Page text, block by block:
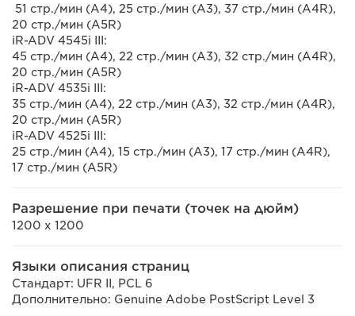
51 стр./мин (A4), 25 стр./мин (A3), 37 стр./мин (A4R),
20 стр./мин (A5R)
iR-ADV 4545i III:
45 стр./мин (A4), 22 стр./мин (A3), 32 стр./мин (A4R),
20 стр./мин (A5R)
iR-ADV 4535i III:
35 стр./мин (A4), 22 стр./мин (A3), 32 стр./мин (A4R),
20 стр./мин (A5R)
iR-ADV 4525i III:
25 стр./мин (A4), 15 стр./мин (A3), 17 стр./мин (A4R),
17 стр./мин (A5R)
Разрешение при печати (точек на дюйм)
1200 x 1200
Языки описания страниц
Стандарт: UFR II, PCL 6
Дополнительно: Genuine Adobe PostScript Level 3